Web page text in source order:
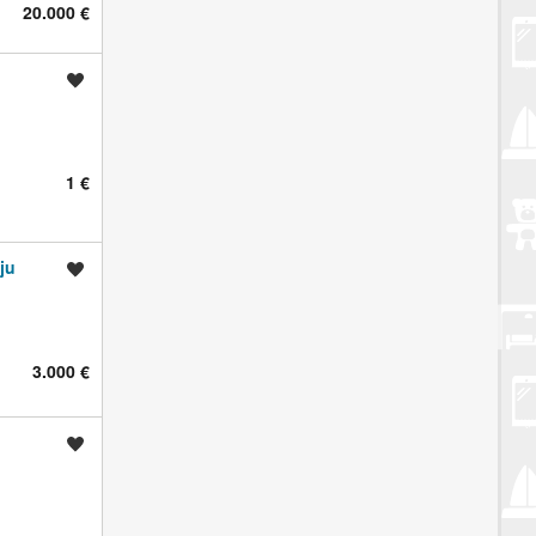
20.000 €
1 €
3.000 €